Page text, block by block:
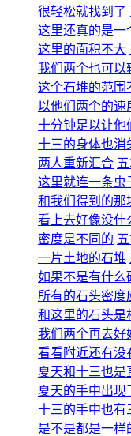
很轻松就找到了
这里还真的是一
这里的面积不大
我们两个也可以
这个石堆的范围
以他们两个的速
十分钟足以让他
十三的身体也消
两人重新汇合
这里就连一条虫
和我们得到的那
看上去好像没什
密度是不同的
一片土地的石堆
如果不是有什么
所有的石头密度
和这里的石头是
我们两个再去好
看看附近还有没
夏天和十三也是
夏天的手中出现
十三的手中也有
是不是都是一样